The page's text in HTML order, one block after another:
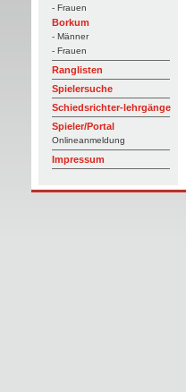
- Frauen
Borkum
- Männer
- Frauen
Ranglisten
Spielersuche
Schiedsrichter-lehrgänge
Spieler/Portal
Onlineanmeldung
Impressum